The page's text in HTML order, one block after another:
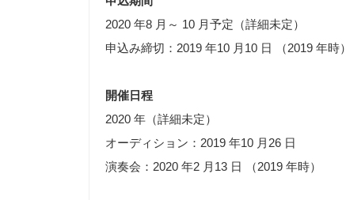
2020 年8 月～ 10 月予定（詳細未定）
申込み締切：2019 年10 月10 日 （2019 年時）
開催日程
2020 年（詳細未定）
オーディション：2019 年10 月26 日
演奏会：2020 年2 月13 日 （2019 年時）